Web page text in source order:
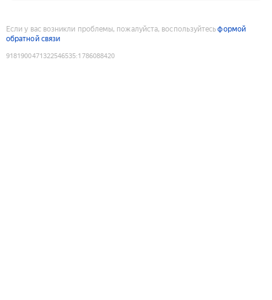
Если у вас возникли проблемы, пожалуйста, воспользуйтесьформой
обратной связи
9181900471322546535:1786088420